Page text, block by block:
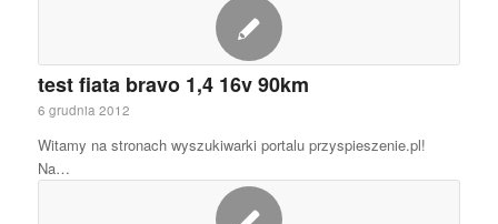
test fiata bravo 1,4 16v 90km
6 grudnia 2012
Witamy na stronach wyszukiwarki portalu przyspieszenie.pl!
Na…